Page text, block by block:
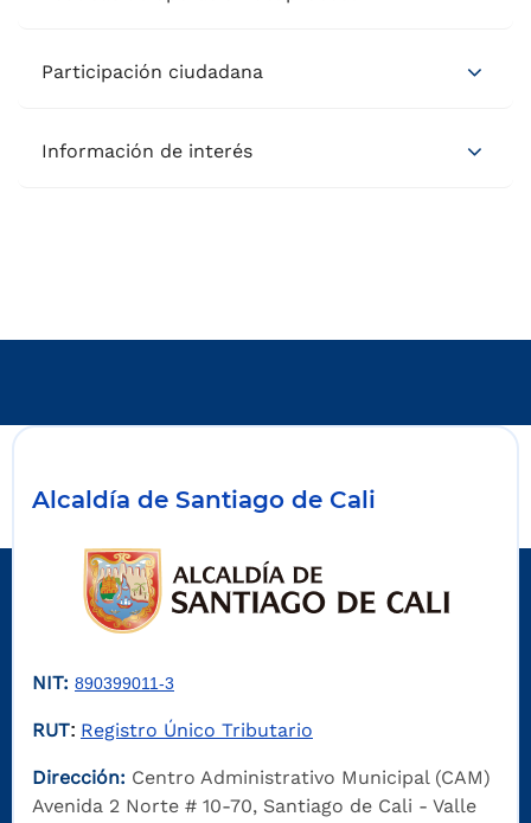
Participación ciudadana
Información de interés
Alcaldía de Santiago de Cali
NIT: 890399011-3
RUT: Registro Único Tributario
Dirección: Centro Administrativo Municipal (CAM)
Avenida 2 Norte # 10-70, Santiago de Cali - Valle